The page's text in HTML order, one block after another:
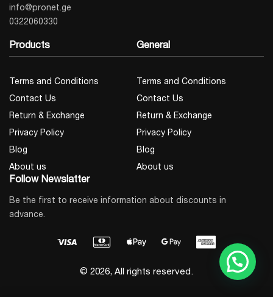
info@pronet.ge
0322060330
Products
Terms and Conditions
Contact Us
Return & Exchange
Privacy Policy
Blog
About us
General
Terms and Conditions
Contact Us
Return & Exchange
Privacy Policy
Blog
About us
Follow Newslatter
Be the first to receive information about discounts in
advance.
© 2026, All rights reserved.